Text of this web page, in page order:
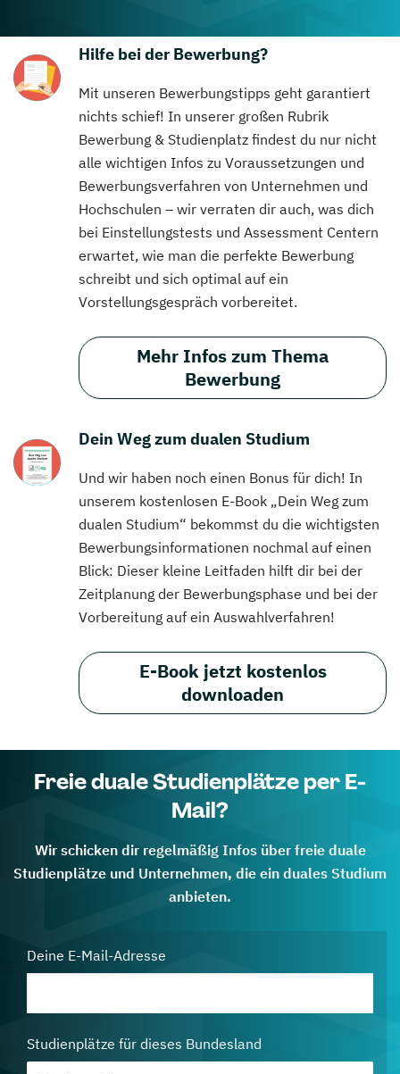
Hilfe bei der Bewerbung?
Mit unseren Bewerbungstipps geht garantiert
nichts schief! In unserer großen Rubrik
Bewerbung & Studienplatz findest du nur nicht
alle wichtigen Infos zu Voraussetzungen und
Bewerbungsverfahren von Unternehmen und
Hochschulen – wir verraten dir auch, was dich
bei Einstellungstests und Assessment Centern
erwartet, wie man die perfekte Bewerbung
schreibt und sich optimal auf ein
Vorstellungsgespräch vorbereitet.
Mehr Infos zum Thema
Bewerbung
Dein Weg zum dualen Studium
Und wir haben noch einen Bonus für dich! In
unserem kostenlosen E-Book „Dein Weg zum
dualen Studium“ bekommst du die wichtigsten
Bewerbungsinformationen nochmal auf einen
Blick: Dieser kleine Leitfaden hilft dir bei der
Zeitplanung der Bewerbungsphase und bei der
Vorbereitung auf ein Auswahlverfahren!
E-Book jetzt kostenlos
downloaden
Freie duale Studienplätze per E-
Mail?
Wir schicken dir regelmäßig Infos über freie duale
Studienplätze und Unternehmen, die ein duales Studium
anbieten.
Deine E-Mail-Adresse
Studienplätze für dieses Bundesland